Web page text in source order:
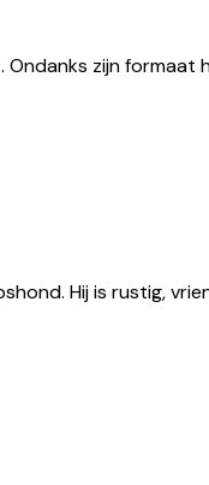
zijn
Hij is rustig,